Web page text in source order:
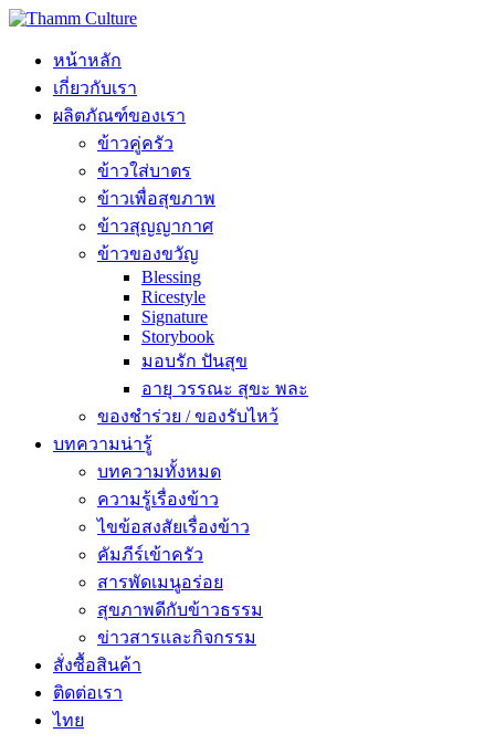
หน้าหลัก
เกี่ยวกับเรา
ผลิตภัณฑ์ของเรา
ข้าวคู่ครัว
ข้าวใส่บาตร
ข้าวเพื่อสุขภาพ
ข้าวสุญญากาศ
ข้าวของขวัญ
Blessing
Ricestyle
Signature
Storybook
มอบรัก ปันสุข
อายุ วรรณะ สุขะ พละ
ของชำร่วย / ของรับไหว้
บทความน่ารู้
บทความทั้งหมด
ความรู้เรื่องข้าว
ไขข้อสงสัยเรื่องข้าว
คัมภีร์เข้าครัว
สารพัดเมนูอร่อย
สุขภาพดีกับข้าวธรรม
ข่าวสารและกิจกรรม
สั่งซื้อสินค้า
ติดต่อเรา
ไทย